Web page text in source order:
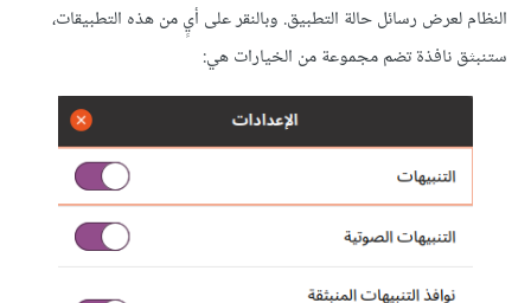
النظام لعرض رسائل حالة التطبيق. وبالنقر على أيٍ من هذه التطبيقات،
ستنبثق نافذة تضم مجموعة من الخيارات هي: